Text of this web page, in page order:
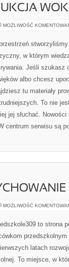
MOŻLIWOŚĆ
w którym
Jeśli szukasz
albo chcesz
tu materiały
To nie
jej słuchać.
centrum serwisu są
MOŻLIWOŚĆ
to strona
latach
To miejsce, w